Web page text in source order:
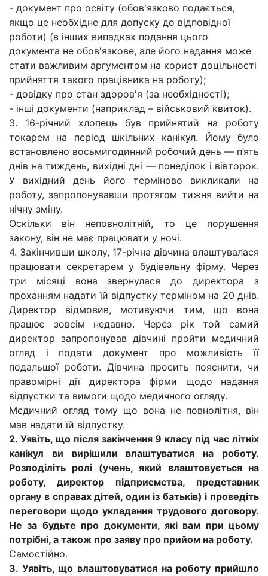
- документ про освіту (обов'язково подається,
якщо це необхідне для допуску до відповідної
роботи) (в інших випадках подання цього
документа не обов'язкове, але його надання може
стати важливим аргументом на корист доцільності
прийняття такого працівника на роботу);
- довідку про стан здоров'я (за необхідності);
- інші документи (наприклад – військовий квиток).
3. 16-річний хлопець був прийнятий на роботу
токарем на період шкільних канікул. Йому було
встановлено восьмигодинний робочий день — п’ять
днів на тиждень, вихідні дні — понеділок і вівторок.
У вихідний день його терміново викликали на
роботу, запропонувавши протягом тижня вийти на
нічну зміну.
Оскільки він неповнолітній, то це порушення
закону, він не має працювати у ночі.
4. Закінчивши школу, 17-річна дівчина влаштувалася
працювати секретарем у будівельну фірму. Через
три місяці вона звернулася до директора з
проханням надати їй відпустку терміном на 20 днів.
Директор відмовив, мотивуючи тим, що вона
працює зовсім недавно. Через рік той самий
директор запропонував дівчині пройти медичний
огляд і подати документ про можливість її
подальшої роботи. Дівчина просить пояснити, чи
правомірні дії директора фірми щодо надання
відпустки та вимоги щодо медичного огляду.
Медичний огляд тому що вона не повнолітня, він
мав надати їй відпустку.
2. Уявіть, що після закінчення 9 класу під час літніх
канікул ви вирішили влаштуватися на роботу.
Розподіліть ролі (учень, який влаштовується на
роботу, директор підприємства, представник
органу в справах дітей, один із батьків) і проведіть
переговори щодо укладання трудового договору.
Не за будьте про документи, які вам при цьому
потрібні, а також про заяву про прийом на роботу.
Самостійно.
3. Уявіть, що влаштовуватися на роботу прийшло